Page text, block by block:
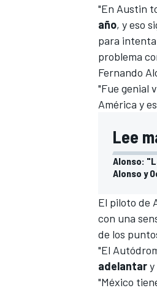
"En Austin
año, y eso
para
problema
Fernando
"Fue genial
América y
Lee
Alonso:
Alonso y
El piloto de
con una
de los
"El
adelantar
"México